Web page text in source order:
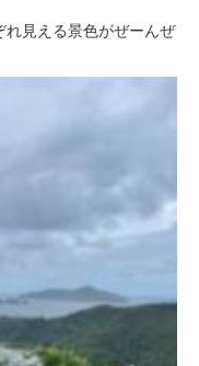
れ見える景色がぜーんぜ